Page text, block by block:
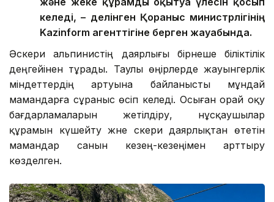
келеді, – делінген Қорғаныс министрлігінің
Kazinform агенттігіне берген жауабында.
Әскери альпинистің даярлығы бірнеше біліктілік
деңгейінен тұрады. Таулы өңірлерде жауынгерлік
міндеттердің артуына байланысты мұндай
мамандарға сұраныс өсіп келеді. Осыған орай оқу
бағдарламаларын жетілдіру, нұсқаушылар
құрамын күшейту және әскери даярлықтан өтетін
мамандар санын кезең-кезеңімен арттыру
көзделген.